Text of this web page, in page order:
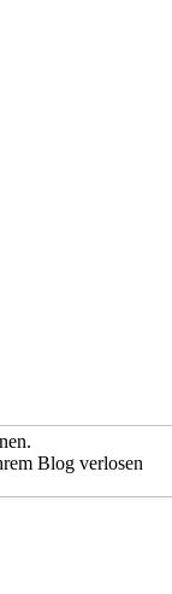
Blog verlosen